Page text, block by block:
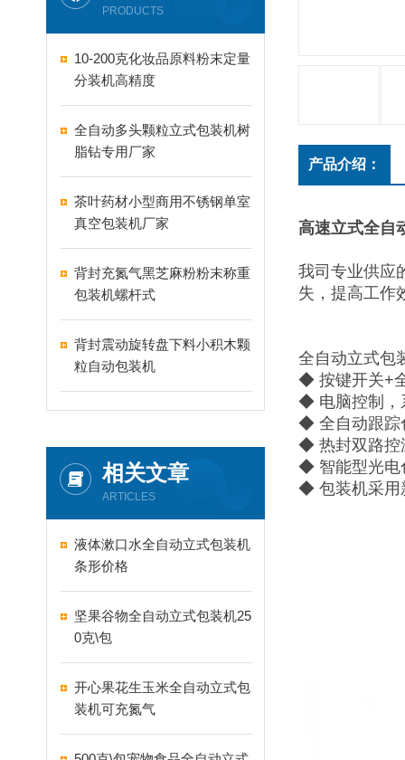
PRODUCTS
10-200克化妆品原料粉末定量
分装机高精度
全自动多头颗粒立式包装机树
脂钻专用厂家
茶叶药材小型商用不锈钢单室
真空包装机厂家
背封充氮气黑芝麻粉粉末称重
包装机螺杆式
背封震动旋转盘下料小积木颗
粒自动包装机
相关文章
ARTICLES
液体漱口水全自动立式包装机
条形价格
坚果谷物全自动立式包装机25
0克\包
开心果花生玉米全自动立式包
装机可充氮气
产品介绍：
高速立式全自
我司专业供应
失，提高工作
全自动立式包
◆ 按键开关+
◆ 电脑控制，
◆ 全自动跟踪
◆ 热封双路控
◆ 智能型光电
◆ 包装机采用